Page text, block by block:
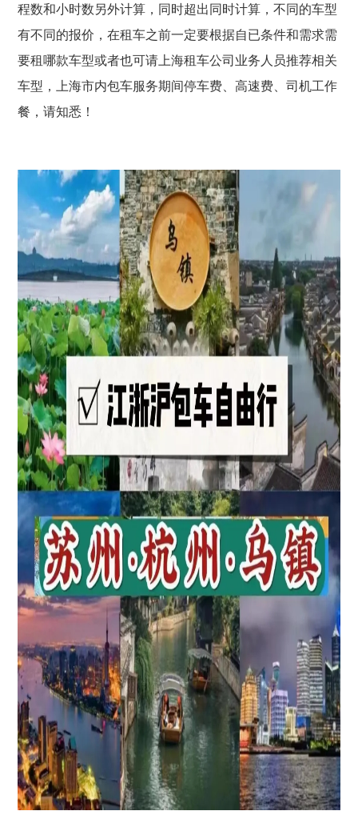
程数和小时数另外计算，同时超出同时计算，不同的车型
有不同的报价，在租车之前一定要根据自已条件和需求需
要租哪款车型或者也可请上海租车公司业务人员推荐相关
车型，上海市内包车服务期间停车费、高速费、司机工作
餐，请知悉！